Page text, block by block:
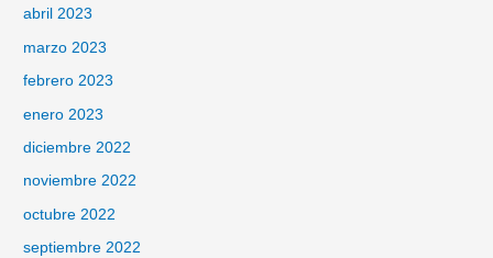
abril 2023
marzo 2023
febrero 2023
enero 2023
diciembre 2022
noviembre 2022
octubre 2022
septiembre 2022